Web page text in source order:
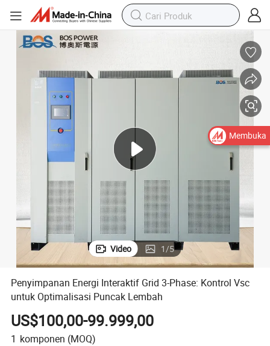
Video 1/5
Penyimpanan Energi Interaktif Grid 3-Phase: Kontrol Vsc
untuk Optimalisasi Puncak Lembah
US$100,00-99.999,00
1 komponen (MOQ)
Membuka